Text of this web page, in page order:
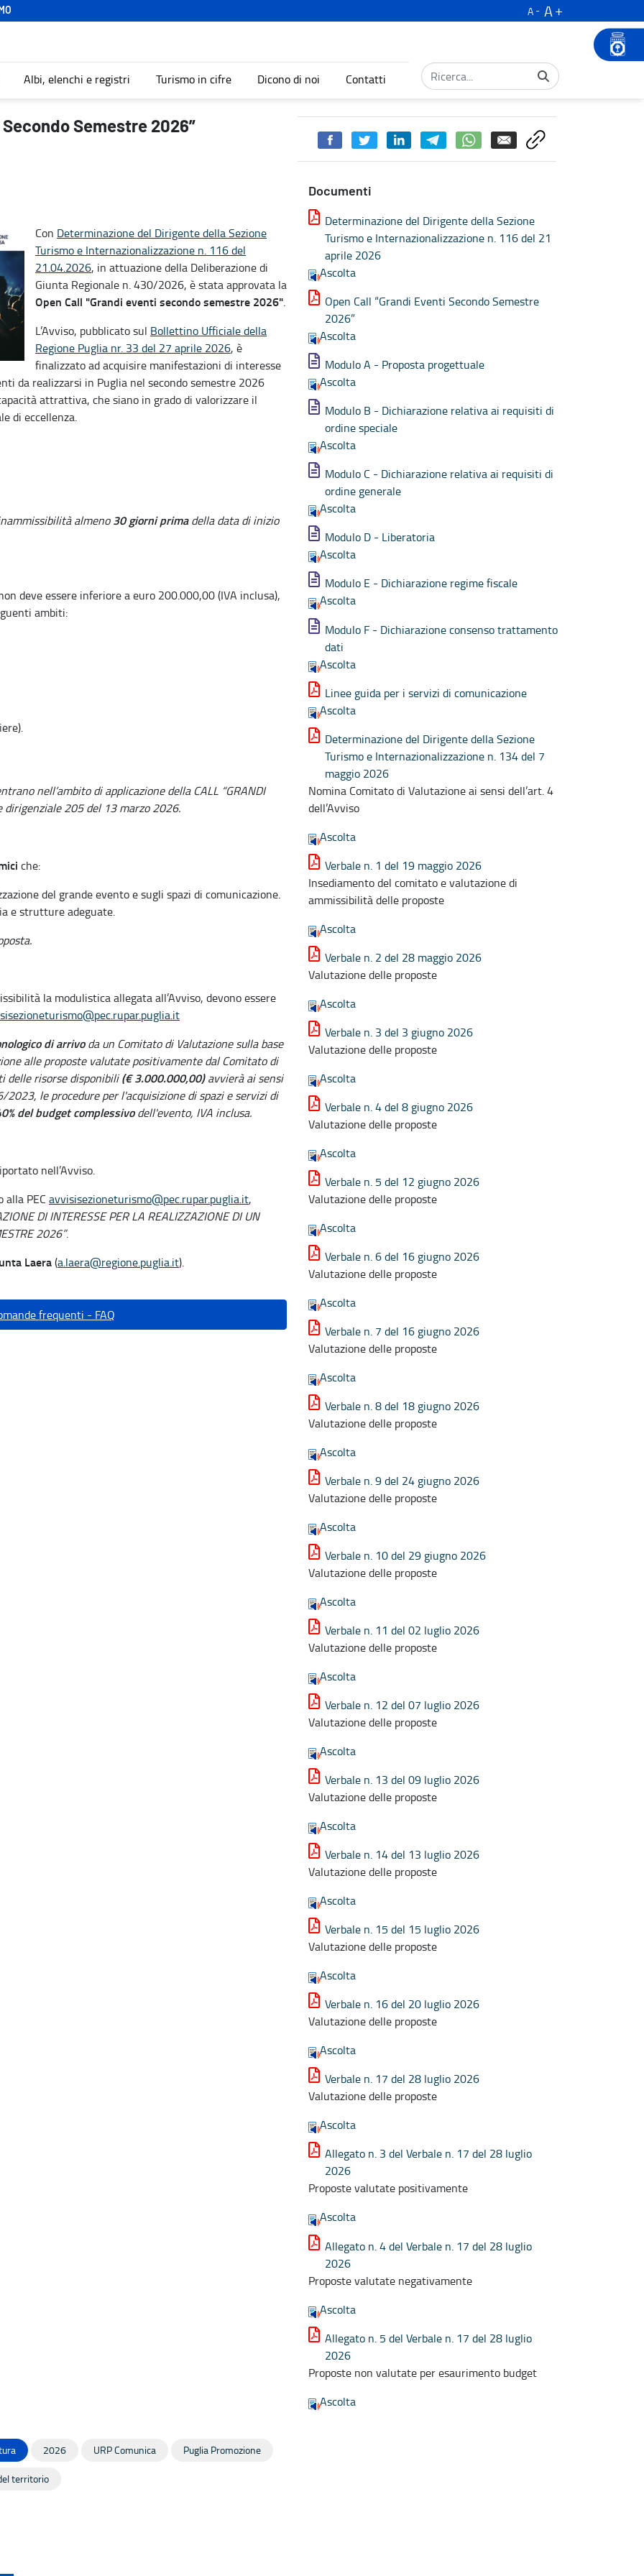
A
A
Albi, elenchi e registri Turismo in cifre Dicono di noi Contatti
Semestre 2026”
Con Determinazione del Dirigente della Sezione
Turismo e Internazionalizzazione n. 116 del
21.04.2026, in attuazione della Deliberazione di
Giunta Regionale n. 430/2026, è stata approvata la
Open Call "Grandi eventi secondo semestre 2026".
L’Avviso, pubblicato sul Bollettino Ufficiale della
Regione Puglia nr. 33 del 27 aprile 2026, è
finalizzato ad acquisire manifestazioni di interesse
da realizzarsi in Puglia nel secondo semestre 2026
attrattiva, che siano in grado di valorizzare il
di eccellenza.
almeno30 giorni primadella data di inizio
deve essere inferiore a euro 200.000,00 (IVA inclusa),
ambiti:
nell’ambito di applicazione della CALL “GRANDI
dirigenziale 205 del 13 marzo 2026.
che:
del grande evento e sugli spazi di comunicazione.
e strutture adeguate.
la modulistica allegata all’Avviso, devono essere
di arrivoda un Comitato di Valutazione sulla base
alle proposte valutate positivamente dal Comitato di
delle risorse disponibili(€ 3.000.000,00)avvierà ai sensi
le procedure per l'acquisizione di spazi e servizi di
del budget complessivodell'evento, IVA inclusa.
nell’Avviso.
alla PEC avvisisezioneturismo@pec.rupar.puglia.it,
DI INTERESSE PER LA REALIZZAZIONE DI UN
2026”.
Laera(a.laera@regione.puglia.it).
frequenti - FAQ
Documenti
Determinazione del Dirigente della Sezione
Turismo e Internazionalizzazione n. 116 del 21
aprile 2026
Ascolta
Open Call “Grandi Eventi Secondo Semestre
2026”
Ascolta
Modulo A - Proposta progettuale
Ascolta
Modulo B - Dichiarazione relativa ai requisiti di
ordine speciale
Ascolta
Modulo C - Dichiarazione relativa ai requisiti di
ordine generale
Ascolta
Modulo D - Liberatoria
Ascolta
Modulo E - Dichiarazione regime fiscale
Ascolta
Modulo F - Dichiarazione consenso trattamento
dati
Ascolta
Linee guida per i servizi di comunicazione
Ascolta
Determinazione del Dirigente della Sezione
Turismo e Internazionalizzazione n. 134 del 7
maggio 2026
Nomina Comitato di Valutazione ai sensi dell’art. 4
dell’Avviso
Ascolta
Verbale n. 1 del 19 maggio 2026
Insediamento del comitato e valutazione di
ammissibilità delle proposte
Ascolta
Verbale n. 2 del 28 maggio 2026
Valutazione delle proposte
Ascolta
Verbale n. 3 del 3 giugno 2026
Valutazione delle proposte
Ascolta
Verbale n. 4 del 8 giugno 2026
Valutazione delle proposte
Ascolta
Verbale n. 5 del 12 giugno 2026
Valutazione delle proposte
Ascolta
Verbale n. 6 del 16 giugno 2026
Valutazione delle proposte
Ascolta
Verbale n. 7 del 16 giugno 2026
Valutazione delle proposte
Ascolta
Verbale n. 8 del 18 giugno 2026
Valutazione delle proposte
Ascolta
Verbale n. 9 del 24 giugno 2026
Valutazione delle proposte
Ascolta
Verbale n. 10 del 29 giugno 2026
Valutazione delle proposte
Ascolta
Verbale n. 11 del 02 luglio 2026
Valutazione delle proposte
Ascolta
Verbale n. 12 del 07 luglio 2026
Valutazione delle proposte
Ascolta
Verbale n. 13 del 09 luglio 2026
Valutazione delle proposte
Ascolta
Verbale n. 14 del 13 luglio 2026
Valutazione delle proposte
Ascolta
Verbale n. 15 del 15 luglio 2026
Valutazione delle proposte
Ascolta
Verbale n. 16 del 20 luglio 2026
Valutazione delle proposte
Ascolta
Verbale n. 17 del 28 luglio 2026
Valutazione delle proposte
Ascolta
Allegato n. 3 del Verbale n. 17 del 28 luglio
2026
Proposte valutate positivamente
Ascolta
Allegato n. 4 del Verbale n. 17 del 28 luglio
2026
Proposte valutate negativamente
Ascolta
Allegato n. 5 del Verbale n. 17 del 28 luglio
2026
Proposte non valutate per esaurimento budget
Ascolta
2026 URP Comunica Puglia Promozione
territorio